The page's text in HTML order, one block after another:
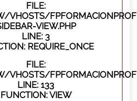
FILE:
VIEW.PHP
LINE: 3
REQUIRE_ONCE
FILE:
LINE: 133
FUNCTION: VIEW